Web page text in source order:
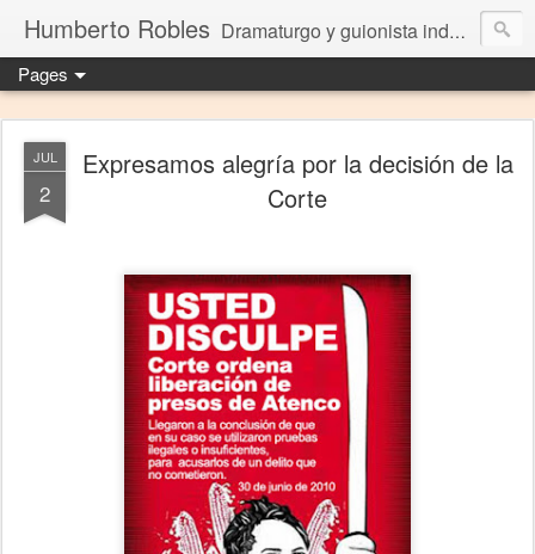
Humberto Robles Dramaturgo y guionista independiente
Pages
JUL
2
Expresamos alegría por la decisión de la
Corte